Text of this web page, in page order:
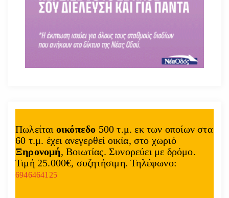
Πωλείται οικόπεδο 500 τ.μ. εκ των οποίων στα
60 τ.μ. έχει ανεγερθεί οικία, στο χωριό
Ξηρονομή, Βοιωτίας. Συνορεύει με δρόμο.
Τιμή 25.000€, συζητήσιμη. Τηλέφωνο:
6946464125